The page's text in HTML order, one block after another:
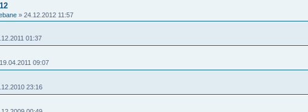
» 24.12.2012 11:57
01:37
19.04.2011 09:07
23:16